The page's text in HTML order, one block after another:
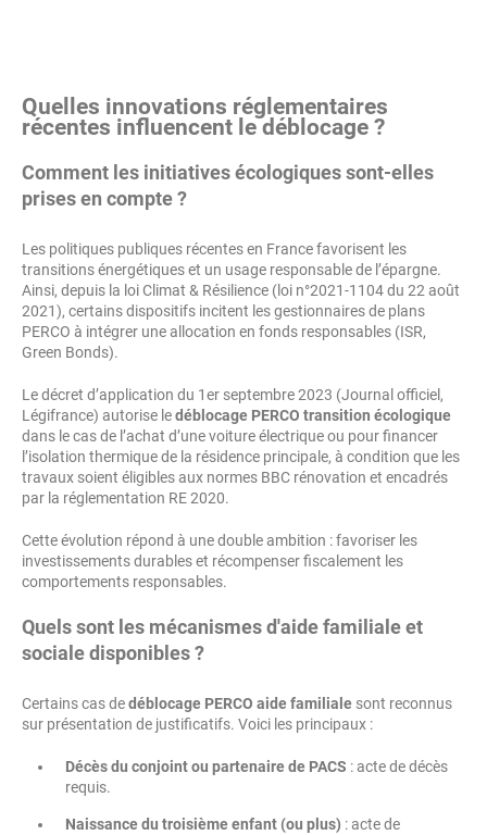
Quelles innovations réglementaires
récentes influencent le déblocage ?
Comment les initiatives écologiques sont-elles
prises en compte ?
Les politiques publiques récentes en France favorisent les
transitions énergétiques et un usage responsable de l’épargne.
Ainsi, depuis la loi Climat & Résilience (loi n°2021-1104 du 22 août
2021), certains dispositifs incitent les gestionnaires de plans
PERCO à intégrer une allocation en fonds responsables (ISR,
Green Bonds).
Le décret d’application du 1er septembre 2023 (Journal officiel,
Légifrance) autorise ledéblocage PERCO transition écologique
dans le cas de l’achat d’une voiture électrique ou pour financer
l’isolation thermique de la résidence principale, à condition que les
travaux soient éligibles aux normes BBC rénovation et encadrés
par la réglementation RE 2020.
Cette évolution répond à une double ambition : favoriser les
investissements durables et récompenser fiscalement les
comportements responsables.
Quels sont les mécanismes d'aide familiale et
sociale disponibles ?
Certains cas dedéblocage PERCO aide familiale sont reconnus
sur présentation de justificatifs. Voici les principaux :
Décès du conjoint ou partenaire de PACS : acte de décès
requis.
Naissance du troisième enfant (ou plus) : acte de